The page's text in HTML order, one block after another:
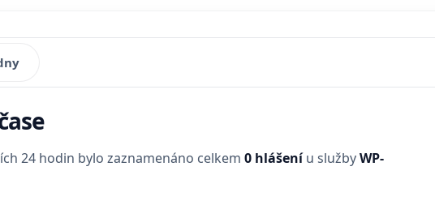
24 hodin bylo zaznamenáno celkem 0 hlášeníu službyWP-